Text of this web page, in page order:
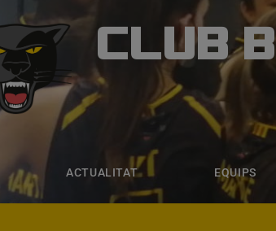
CLUB
ACTUALITAT EQUIPS
CLUB
ACTUALITAT